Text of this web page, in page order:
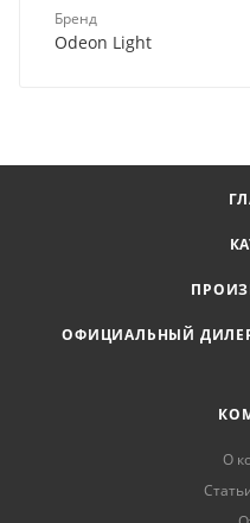
Бренд
Odeon Light
ОФИЦИАЛЬНЫЙ ДИЛЕР
О